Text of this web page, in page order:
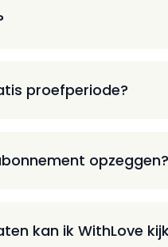
proefperiode?
opzeggen?
kan ik WithLove